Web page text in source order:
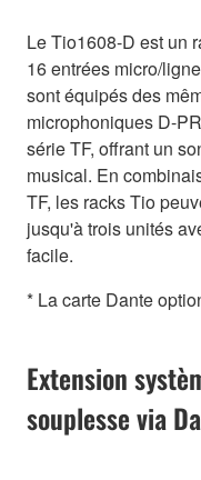
Le Tio1608-D est un
16 entrées micro/
sont équipés des
microphoniques D-
série TF, offrant un
musical. En
TF, les racks Tio
jusqu'à trois unités
facile.
* La carte Dante
Extension
souplesse via